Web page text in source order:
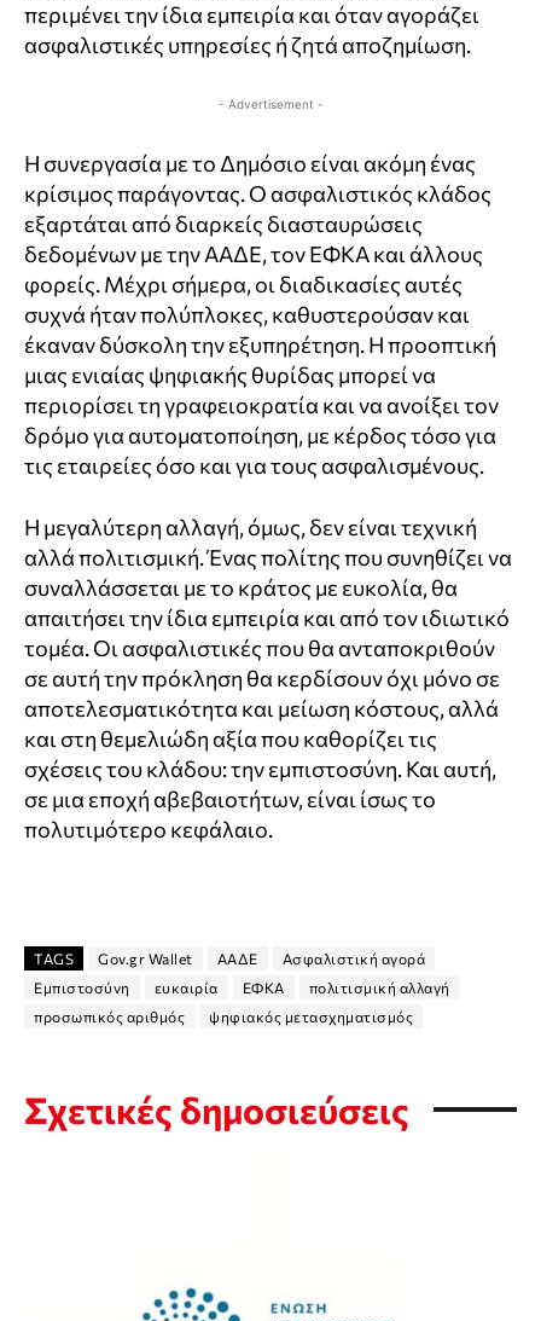
περιμένει την ίδια εμπειρία και όταν αγοράζει
ασφαλιστικές υπηρεσίες ή ζητά αποζημίωση.
- Advertisement -
Η συνεργασία με το Δημόσιο είναι ακόμη ένας
κρίσιμος παράγοντας. Ο ασφαλιστικός κλάδος
εξαρτάται από διαρκείς διασταυρώσεις
δεδομένων με την ΑΑΔΕ, τον ΕΦΚΑ και άλλους
φορείς. Μέχρι σήμερα, οι διαδικασίες αυτές
συχνά ήταν πολύπλοκες, καθυστερούσαν και
έκαναν δύσκολη την εξυπηρέτηση. Η προοπτική
μιας ενιαίας ψηφιακής θυρίδας μπορεί να
περιορίσει τη γραφειοκρατία και να ανοίξει τον
δρόμο για αυτοματοποίηση, με κέρδος τόσο για
τις εταιρείες όσο και για τους ασφαλισμένους.
Η μεγαλύτερη αλλαγή, όμως, δεν είναι τεχνική
αλλά πολιτισμική. Ένας πολίτης που συνηθίζει να
συναλλάσσεται με το κράτος με ευκολία, θα
απαιτήσει την ίδια εμπειρία και από τον ιδιωτικό
τομέα. Οι ασφαλιστικές που θα ανταποκριθούν
σε αυτή την πρόκληση θα κερδίσουν όχι μόνο σε
αποτελεσματικότητα και μείωση κόστους, αλλά
και στη θεμελιώδη αξία που καθορίζει τις
σχέσεις του κλάδου: την εμπιστοσύνη. Και αυτή,
σε μια εποχή αβεβαιοτήτων, είναι ίσως το
πολυτιμότερο κεφάλαιο.
TAGS Gov.gr Wallet ΑΑΔΕ
Ασφαλιστική αγορά
Εμπιστοσύνη
ευκαιρία ΕΦΚΑ
πολιτισμική αλλαγή
προσωπικός αριθμός
ψηφιακός μετασχηματισμός
Σχετικές δημοσιεύσεις